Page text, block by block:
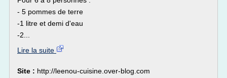
- 5 pommes de terre
-1 litre et demi d'eau
-2...
Lire la suite
Site : http://leenou-cuisine.over-blog.com